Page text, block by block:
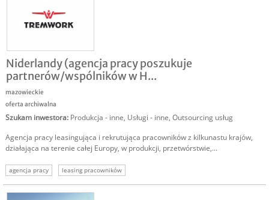
Niderlandy (agencja pracy poszukuje
partnerów/wspólników w H...
mazowieckie
oferta archiwalna
Szukam inwestora: Produkcja - inne, Usługi - inne, Outsourcing usług
Agencja pracy leasingująca i rekrutująca pracowników z kilkunastu krajów,
działająca na terenie całej Europy, w produkcji, przetwórstwie,...
agencja pracy leasing pracowników